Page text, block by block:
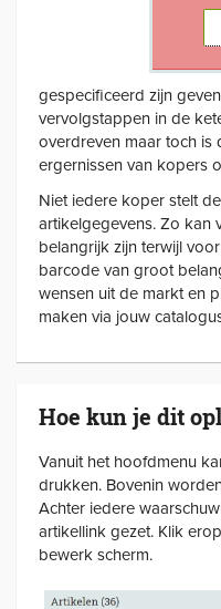
gespecificeerd zijn
vervolgstappen in de
overdreven maar toch is
ergernissen van kopers
Niet iedere koper stelt
artikelgegevens. Zo kan
belangrijk zijn terwijl
barcode van groot
wensen uit de markt en
maken via jouw
Hoe kun je dit
Vanuit het hoofdmenu
drukken. Bovenin
Achter iedere
artikellink gezet. Klik
bewerk scherm.